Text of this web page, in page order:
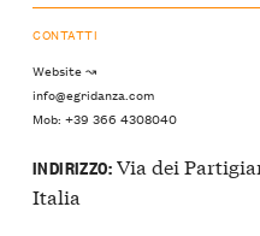
CONTATTI
Website ↝
info@egridanza.com
Mob: +39 366 4308040
INDIRIZZO:Via dei
Italia